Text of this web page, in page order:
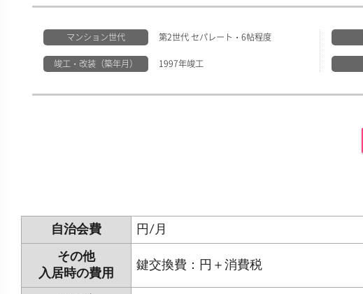
マンション世代 第2世代 セパレート・6帖程度
竣工・改装（築年月） 1997年竣工
自治会費 円/月
その他
入居時の費用
鍵交換費：円＋消費税